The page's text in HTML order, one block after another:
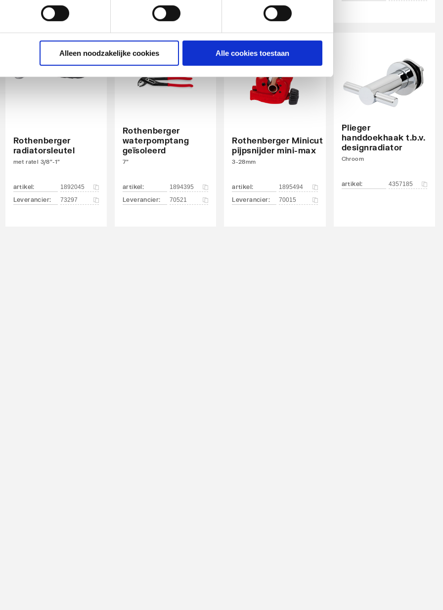
Alleen noodzakelijke cookies Alle cookies toestaan
Rothenberger
radiatorsleutel
met ratel 3/8"-1"
artikel: 1892045
Leverancier: 73297
Rothenberger
waterpomptang
geïsoleerd
7"
artikel: 1894395
Leverancier: 70521
Rothenberger Minicut
pijpsnijder mini-max
3-28mm
artikel: 1895494
Leverancier: 70015
Plieger
handdoekhaak t.b.v.
designradiator
Chroom
artikel: 4357185